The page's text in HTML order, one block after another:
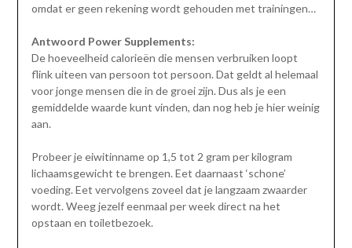
omdat er geen rekening wordt gehouden met trainingen…
Antwoord Power Supplements:
De hoeveelheid calorieën die mensen verbruiken loopt
flink uiteen van persoon tot persoon. Dat geldt al helemaal
voor jonge mensen die in de groei zijn. Dus als je een
gemiddelde waarde kunt vinden, dan nog heb je hier weinig
aan.
Probeer je eiwitinname op 1,5 tot 2 gram per kilogram
lichaamsgewicht te brengen. Eet daarnaast ‘schone’
voeding. Eet vervolgens zoveel dat je langzaam zwaarder
wordt. Weeg jezelf eenmaal per week direct na het
opstaan en toiletbezoek.